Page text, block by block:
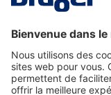
Nous contacter